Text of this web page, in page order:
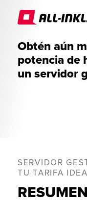
Obtén aún
potencia de
un servidor
SERVIDOR
TU TARIFA